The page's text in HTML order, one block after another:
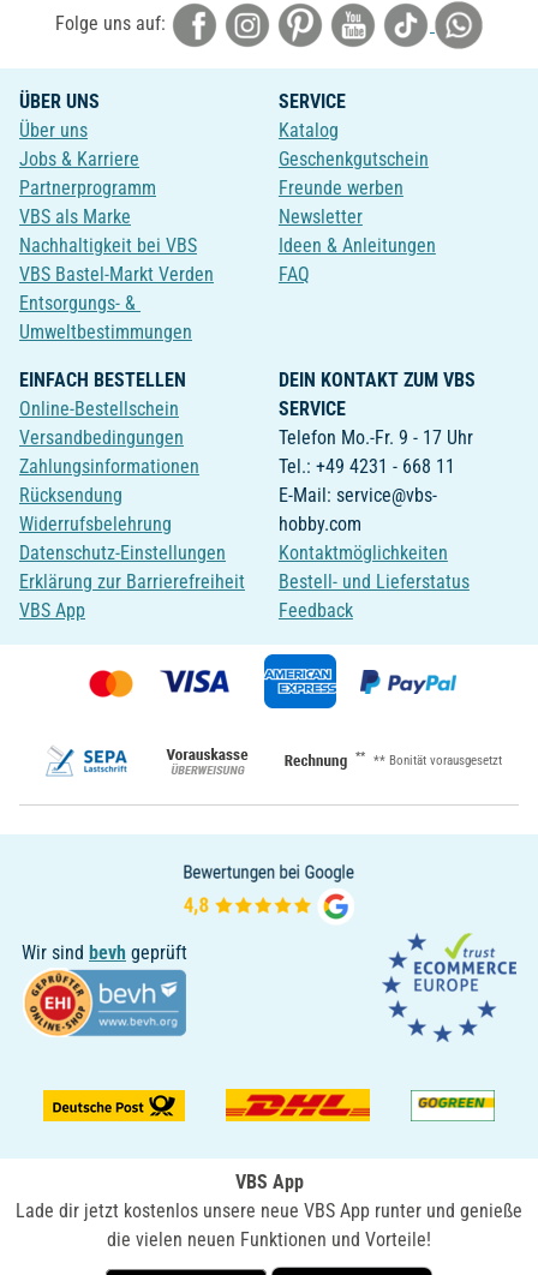
Folge uns auf:
ÜBER UNS
Über uns
Jobs & Karriere
Partnerprogramm
VBS als Marke
Nachhaltigkeit bei VBS
VBS Bastel-Markt Verden
Entsorgungs- &
Umweltbestimmungen
SERVICE
Katalog
Geschenkgutschein
Freunde werben
Newsletter
Ideen & Anleitungen
FAQ
EINFACH BESTELLEN
Online-Bestellschein
Versandbedingungen
Zahlungsinformationen
Rücksendung
Widerrufsbelehrung
Datenschutz-Einstellungen
Erklärung zur Barrierefreiheit
VBS App
DEIN KONTAKT ZUM VBS
SERVICE
Telefon Mo.-Fr. 9 - 17 Uhr
Tel.: +49 4231 - 668 11
E-Mail: service@vbs-
hobby.com
Kontaktmöglichkeiten
Bestell- und Lieferstatus
Feedback
** ** Bonität vorausgesetzt
Wir sind bevh geprüft
VBS App
Lade dir jetzt kostenlos unsere neue VBS App runter und genieße
die vielen neuen Funktionen und Vorteile!